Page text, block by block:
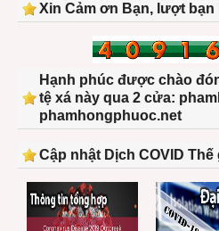
Xin Cảm ơn Bạn, lượt bạn
Hạnh phúc được chào
tệ xá này qua 2 cửa:
phamhongphuoc.net
Cập nhật Dịch COVID Thế